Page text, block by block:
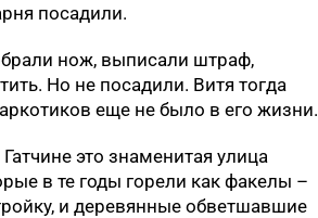
посадили.
нож, выписали штраф,
Но не посадили. Витя тогда
еще не было в его жизни.
это знаменитая улица
в те годы горели как факелы –
и деревянные обветшавшие